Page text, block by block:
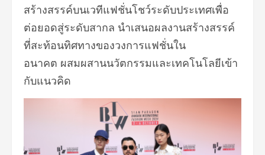
สร้างสรรค์บนเวทีแฟชั่นโชว์ระดับประเทศเพื่อ
ต่อยอดสู่ระดับสากล นำเสนอผลงานสร้างสรรค์
ที่สะท้อนทิศทางของวงการแฟชั่นใน
อนาคต ผสมผสานนวัตกรรมและเทคโนโลยีเข้า
กับแนวคิด